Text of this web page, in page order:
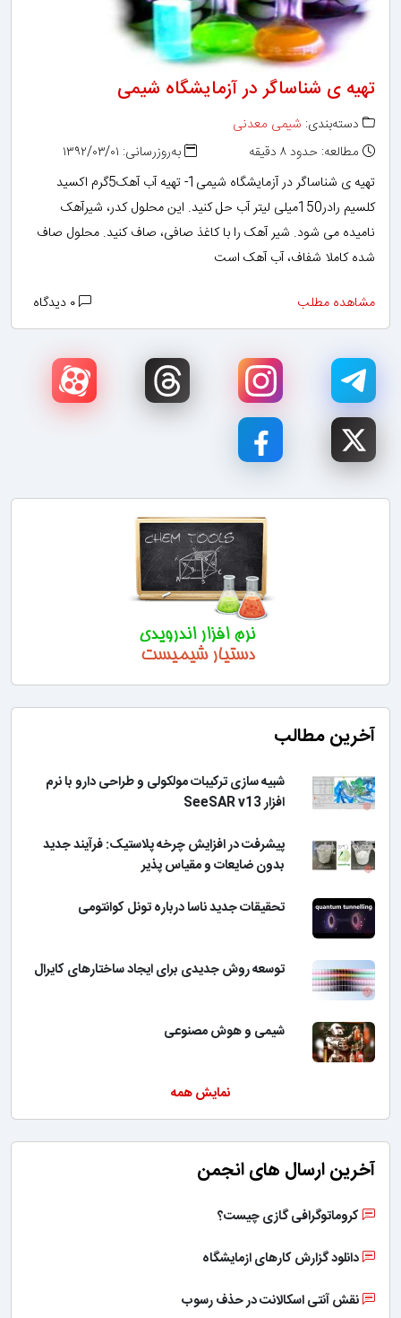
تهیه ی شناساگر در آزمایشگاه شیمی
دسته‌بندی: شیمی معدنی
مطالعه: حدود ۸ دقیقه
به‌روزرسانی: ۱۳۹۲/۰۳/۰۱
تهیه ی شناساگر در آزمایشگاه شیمی1- تهیه آب آهک5گرم اکسید
کلسیم رادر150میلی لیتر آب حل کنید. این محلول کدر، شیرآهک
نامیده می شود. شیر آهک را با کاغذ صافی، صاف کنید. محلول صاف
شده کاملا شفاف، آب آهک است
مشاهده مطلب
آخرین مطالب
شبیه سازی ترکیبات مولکولی و طراحی دارو با نرم
افزار SeeSAR v13
پیشرفت در افزایش چرخه پلاستیک: فرآیند جدید
بدون ضایعات و مقیاس پذیر
تحقیقات جدید ناسا درباره تونل کوانتومی
توسعه روش جدیدی برای ایجاد ساختارهای کایرال
شیمی و هوش مصنوعی
نمایش همه
آخرین ارسال های انجمن
کروماتوگرافی گازی چیست؟
دانلود گزارش کارهای ازمایشگاه
نقش آنتی اسکالانت در حذف رسوب